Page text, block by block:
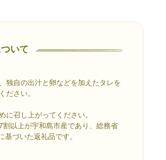
いて
独自の出汁と卵などを加えたタレを
ださい。
召し上がってください。
以上が宇和島市産であり、総務省
づいた返礼品です。